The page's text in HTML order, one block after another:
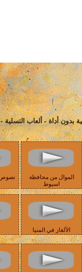
بدون أداة - ألعاب التسلية -
الموال من محافظة
اسيوط
نصوص
الألغاز في المنيا